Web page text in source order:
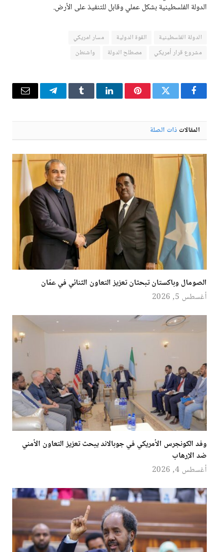
الدولة الفلسطينية بشكل عملي وقابل للتنفيذ على الأرض.
الدولة الفلسطينية القوة الدولية
مسار امريكي
مشروع قرار أمريكي
مصطلح الدولة واشنطن
فيسبوكتويتر بينتيريستلينكدإن Tumblr تيلقرام البريد
المقالات ذات الصلة
الصومال وباكستان تبحثان تعزيز التعاون الثنائي في عمّان
أغسطس 5, 2026
وفد الكونجرس الأمريكي في جوبالاند يبحث تعزيز التعاون الأمني
ضد الإرهاب
أغسطس 4, 2026